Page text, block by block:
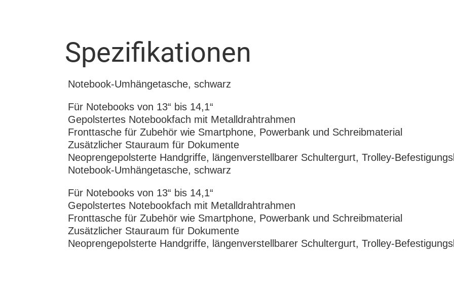
Spezifikationen
Notebook-Umhängetasche, schwarz
Für Notebooks von 13“ bis 14,1“
Gepolstertes Notebookfach mit Metalldrahtrahmen
Fronttasche für Zubehör wie Smartphone, Powerbank und Schreibmaterial
Zusätzlicher Stauraum für Dokumente
Neoprengepolsterte Handgriffe, längenverstellbarer Schultergurt, Trolley-
Notebook-Umhängetasche, schwarz
Für Notebooks von 13“ bis 14,1“
Gepolstertes Notebookfach mit Metalldrahtrahmen
Fronttasche für Zubehör wie Smartphone, Powerbank und Schreibmaterial
Zusätzlicher Stauraum für Dokumente
Neoprengepolsterte Handgriffe, längenverstellbarer Schultergurt, Trolley-